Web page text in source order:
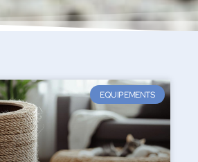
EQUIPEMENTS